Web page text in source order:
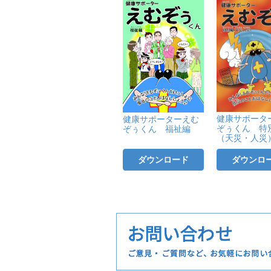
健康サポーターえむ
ぞぅくん 福祉編
ダウンロード
健康サポータ
ぞぅくん 特
（天災・人災
ダウンロ